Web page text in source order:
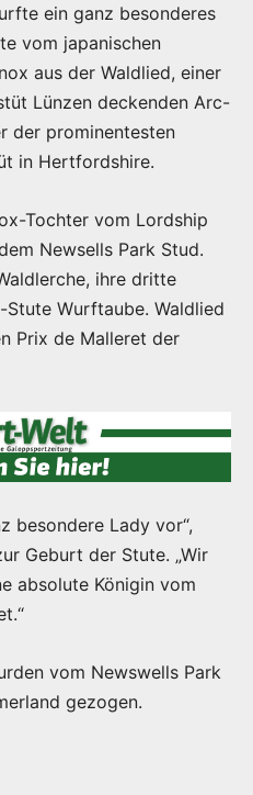
ein ganz besonderes
vom japanischen
aus der Waldlied, einer
Lünzen deckenden Arc-
der prominentesten
in Hertfordshire.
Tochter vom Lordship
Newsells Park Stud.
ihre dritte
Wurftaube. Waldlied
Prix de Malleret der
besondere Lady vor“,
Geburt der Stute. „Wir
absolute Königin vom
vom Newswells Park
gezogen.